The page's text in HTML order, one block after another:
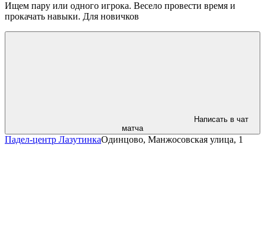
Ищем пару или одного игрока. Весело провести время и
прокачать навыки. Для новичков
Написать в чат
матча
Падел-центр ЛазутинкаОдинцово, Манжосовская улица, 1